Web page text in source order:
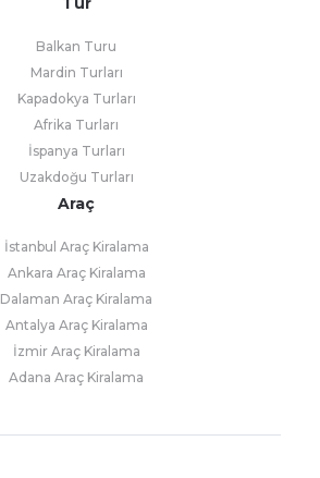
Balkan Turu
Mardin Turları
Kapadokya Turları
Afrika Turları
İspanya Turları
Uzakdoğu Turları
Araç
İstanbul Araç Kiralama
Ankara Araç Kiralama
Dalaman Araç Kiralama
Antalya Araç Kiralama
İzmir Araç Kiralama
Adana Araç Kiralama